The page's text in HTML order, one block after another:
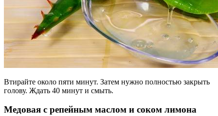
Втирайте около пяти минут. Затем нужно полностью закрыть
голову. Ждать 40 минут и смыть.
Медовая с репейным маслом и соком лимона